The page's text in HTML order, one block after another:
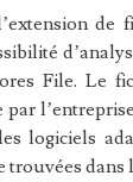
File. Le
par
logiciels